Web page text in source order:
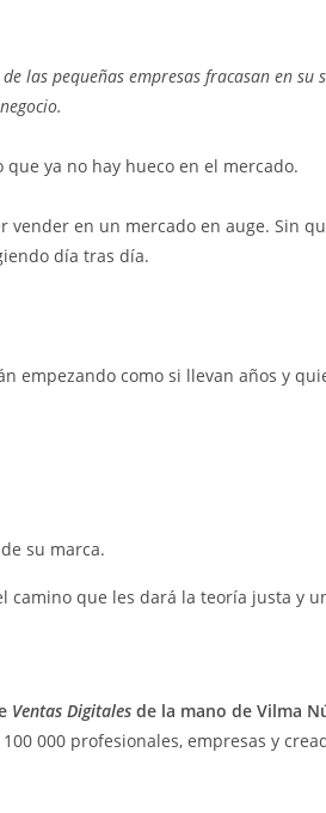
las pequeñas empresas fracasan en su
ya no hay hueco en el mercado.
en un mercado en auge. Sin
día tras día.
empezando como si llevan años y
su marca.
camino que les dará la teoría justa y
Ventas Digitales de la mano de Vilma
000 profesionales, empresas y